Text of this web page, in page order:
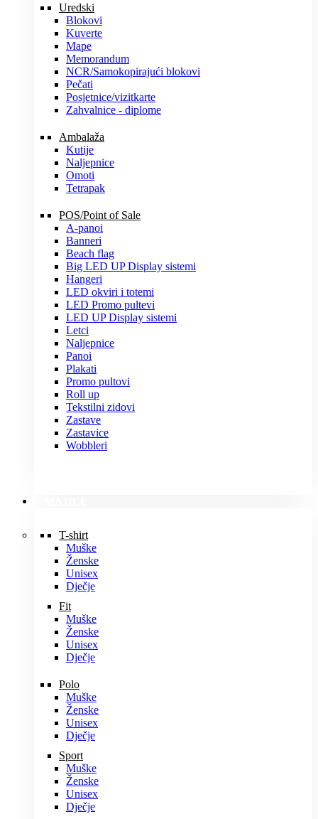
Uredski
Blokovi
Kuverte
Mape
Memorandum
NCR/Samokopirajući blokovi
Pečati
Posjetnice/vizitkarte
Zahvalnice - diplome
Ambalaža
Kutije
Naljepnice
Omoti
Tetrapak
POS/Point of Sale
A-panoi
Banneri
Beach flag
Big LED UP Display sistemi
Hangeri
LED okviri i totemi
LED Promo pultevi
LED UP Display sistemi
Letci
Naljepnice
Panoi
Plakati
Promo pultovi
Roll up
Tekstilni zidovi
Zastave
Zastavice
Wobbleri
T-shirt
Muške
Ženske
Unisex
Dječje
Fit
Muške
Ženske
Unisex
Dječje
Polo
Muške
Ženske
Unisex
Dječje
Sport
Muške
Ženske
Unisex
Dječje